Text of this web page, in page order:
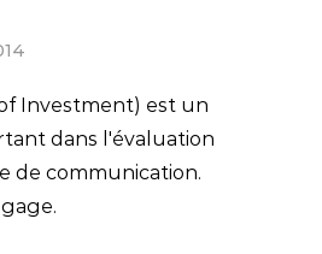
Investment) est un
dans l'évaluation
de communication.